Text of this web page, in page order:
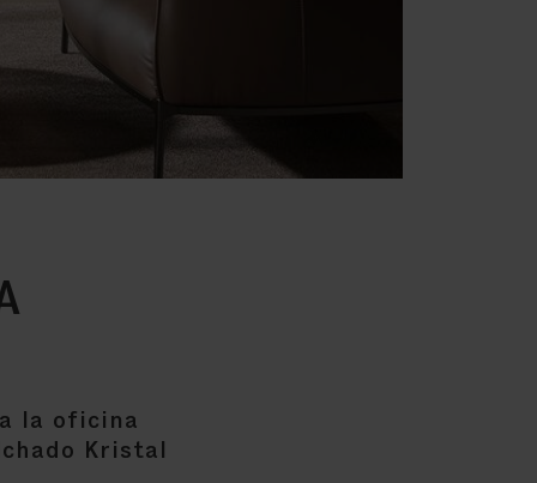
la oficina
Kristal